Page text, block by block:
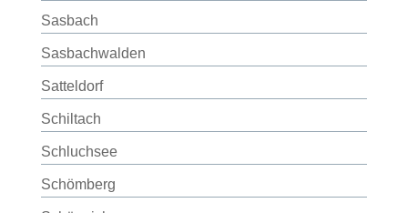
Sasbach
Sasbachwalden
Satteldorf
Schiltach
Schluchsee
Schömberg